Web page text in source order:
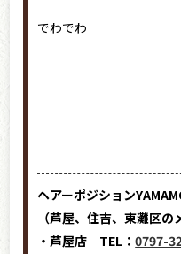
でわでわ
ヘアーポジション
（芦屋、住吉、東灘区
・芦屋店 TEL：0797-